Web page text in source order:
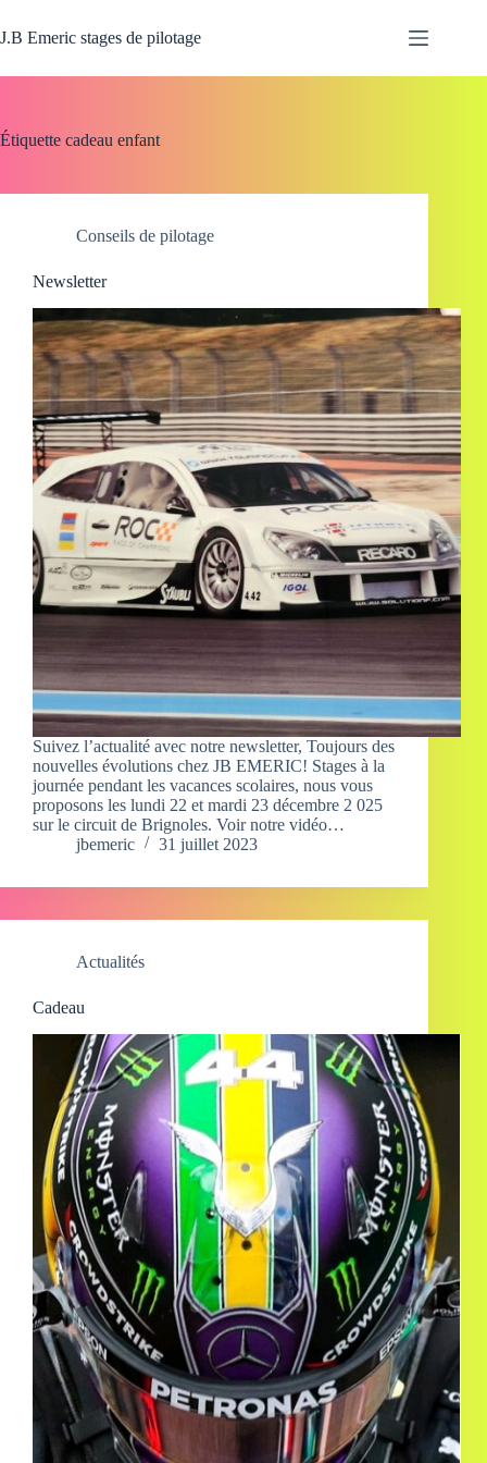
au
contenu
J.B Emeric stages de pilotage
Étiquette cadeau enfant
Conseils de pilotage
Newsletter
Suivez l’actualité avec notre newsletter, Toujours des
nouvelles évolutions chez JB EMERIC! Stages à la
journée pendant les vacances scolaires, nous vous
proposons les lundi 22 et mardi 23 décembre 2 025
sur le circuit de Brignoles. Voir notre vidéo…
jbemeric
31 juillet 2023
Actualités
Cadeau